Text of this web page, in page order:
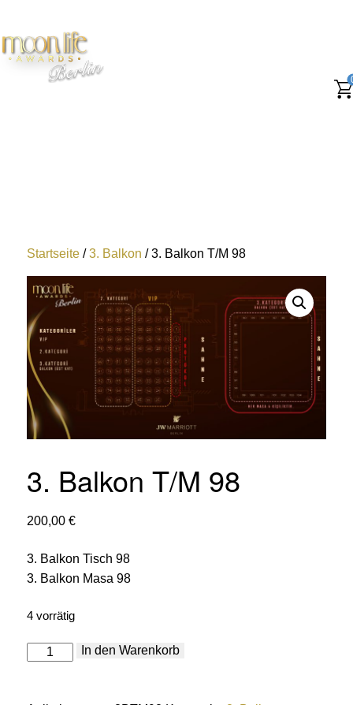
Startseite /3. Balkon / 3. Balkon T/M 98
3. Balkon T/M 98
200,00€
3. Balkon Tisch 98
3. Balkon Masa 98
4 vorrätig
Balkon
In den Warenkorb